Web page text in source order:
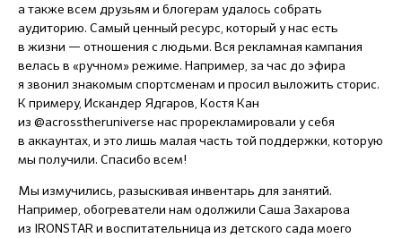
а также всем друзьям и блогерам удалось собрать
аудиторию. Самый ценный ресурс, который у нас есть
в жизни — отношения с людьми. Вся рекламная кампания
велась в «ручном» режиме. Например, за час до эфира
я звонил знакомым спортсменам и просил выложить сторис.
К примеру, Искандер Ядгаров, Костя Кан
из @acrosstheruniverse нас прорекламировали у себя
в аккаунтах, и это лишь малая часть той поддержки, которую
мы получили. Спасибо всем!
Мы измучились, разыскивая инвентарь для занятий.
Например, обогреватели нам одолжили Саша Захарова
из IRONSTAR и воспитательница из детского сада моего